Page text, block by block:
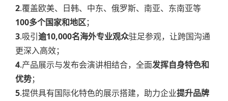
2.覆盖欧美、日韩、中东、俄罗斯、南亚、东南亚等
100多个国家和地区；
3.吸引逾10,000名海外专业观众驻足参观，让跨国沟通
更深入高效；
4.产品展示与发布会演讲相结合，全面发挥自身特色和
优势；
5.提供具有国际化特色的展示搭建，助力企业提升品牌